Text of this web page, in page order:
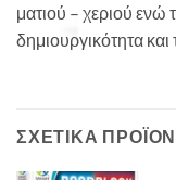
ματιού – χεριού ενώ
δημιουργικότητα
ΣΧΕΤΙΚΆ